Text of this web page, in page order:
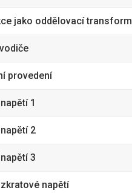
jako oddělovací
provedení
1
2
3
napětí